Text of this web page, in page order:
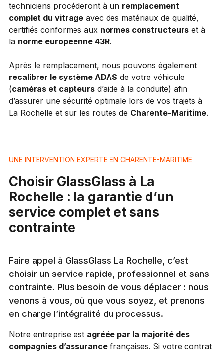
techniciens procéderont à un remplacement
complet du vitrage avec des matériaux de qualité,
certifiés conformes aux normes constructeurs et à
la norme européenne 43R.
Après le remplacement, nous pouvons également
recalibrer le système ADAS de votre véhicule
(caméras et capteurs d’aide à la conduite) afin
d’assurer une sécurité optimale lors de vos trajets à
La Rochelle et sur les routes de Charente-Maritime.
UNE INTERVENTION EXPERTE EN CHARENTE-MARITIME
Choisir GlassGlass à La
Rochelle : la garantie d’un
service complet et sans
contrainte
Faire appel à GlassGlass La Rochelle, c’est
choisir un service rapide, professionnel et sans
contrainte. Plus besoin de vous déplacer : nous
venons à vous, où que vous soyez, et prenons
en charge l’intégralité du processus.
Notre entreprise est agréée par la majorité des
compagnies d’assurance françaises. Si votre contrat